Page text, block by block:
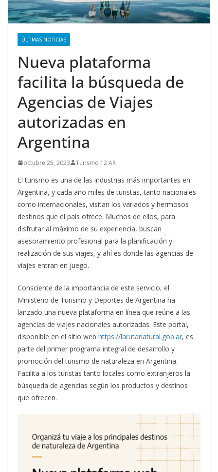
ÚLTIMAS NOTICIAS
Nueva plataforma
facilita la búsqueda de
Agencias de Viajes
autorizadas en
Argentina
octubre 25, 2023 Turismo 12 AR
El turismo es una de las industrias más importantes en
Argentina, y cada año miles de turistas, tanto nacionales
como internacionales, visitan los variados y hermosos
destinos que el país ofrece. Muchos de ellos, para
disfrutar al máximo de su experiencia, buscan
asesoramiento profesional para la planificación y
realización de sus viajes, y ahí es donde las agencias de
viajes entran en juego.
Consciente de la importancia de este servicio, el
Ministerio de Turismo y Deportes de Argentina ha
lanzado una nueva plataforma en línea que reúne a las
agencias de viajes nacionales autorizadas. Este portal,
disponible en el sitio web https://larutanatural.gob.ar, es
parte del primer programa integral de desarrollo y
promoción del turismo de naturaleza en Argentina.
Facilita a los turistas tanto locales como extranjeros la
búsqueda de agencias según los productos y destinos
que ofrecen.